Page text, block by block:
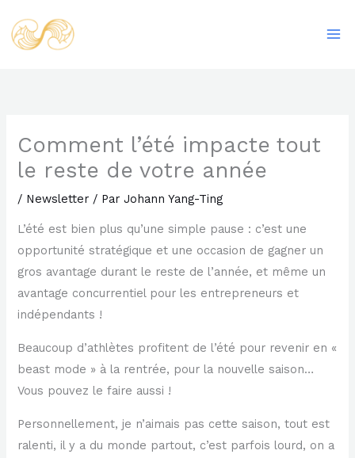
au
contenu
Comment l’été impacte tout
le reste de votre année
/ Newsletter / ParJohann Yang-Ting
L’été est bien plus qu’une simple pause : c’est une
opportunité stratégique et une occasion de gagner un
gros avantage durant le reste de l’année, et même un
avantage concurrentiel pour les entrepreneurs et
indépendants !
Beaucoup d’athlètes profitent de l’été pour revenir en «
beast mode » à la rentrée, pour la nouvelle saison…
Vous pouvez le faire aussi !
Personnellement, je n’aimais pas cette saison, tout est
ralenti, il y a du monde partout, c’est parfois lourd, on a